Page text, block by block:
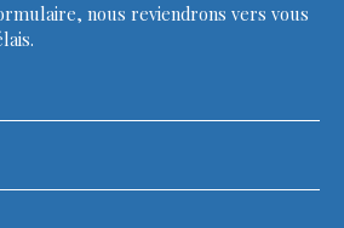
nous reviendrons vers vous